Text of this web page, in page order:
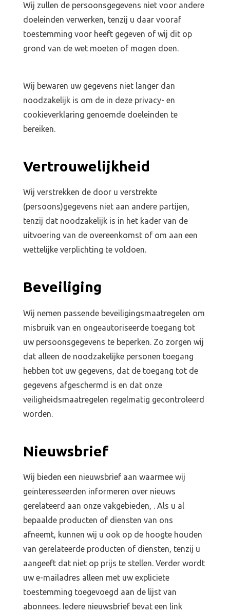
Wij zullen de persoonsgegevens niet voor andere
doeleinden verwerken, tenzij u daar vooraf
toestemming voor heeft gegeven of wij dit op
grond van de wet moeten of mogen doen.
Wij bewaren uw gegevens niet langer dan
noodzakelijk is om de in deze privacy- en
cookieverklaring genoemde doeleinden te
bereiken.
Vertrouwelijkheid
Wij verstrekken de door u verstrekte
(persoons)gegevens niet aan andere partijen,
tenzij dat noodzakelijk is in het kader van de
uitvoering van de overeenkomst of om aan een
wettelijke verplichting te voldoen.
Beveiliging
Wij nemen passende beveiligingsmaatregelen om
misbruik van en ongeautoriseerde toegang tot
uw persoonsgegevens te beperken. Zo zorgen wij
dat alleen de noodzakelijke personen toegang
hebben tot uw gegevens, dat de toegang tot de
gegevens afgeschermd is en dat onze
veiligheidsmaatregelen regelmatig gecontroleerd
worden.
Nieuwsbrief
Wij bieden een nieuwsbrief aan waarmee wij
geïnteresseerden informeren over nieuws
gerelateerd aan onze vakgebieden, . Als u al
bepaalde producten of diensten van ons
afneemt, kunnen wij u ook op de hoogte houden
van gerelateerde producten of diensten, tenzij u
aangeeft dat niet op prijs te stellen. Verder wordt
uw e-mailadres alleen met uw expliciete
toestemming toegevoegd aan de lijst van
abonnees. Iedere nieuwsbrief bevat een link